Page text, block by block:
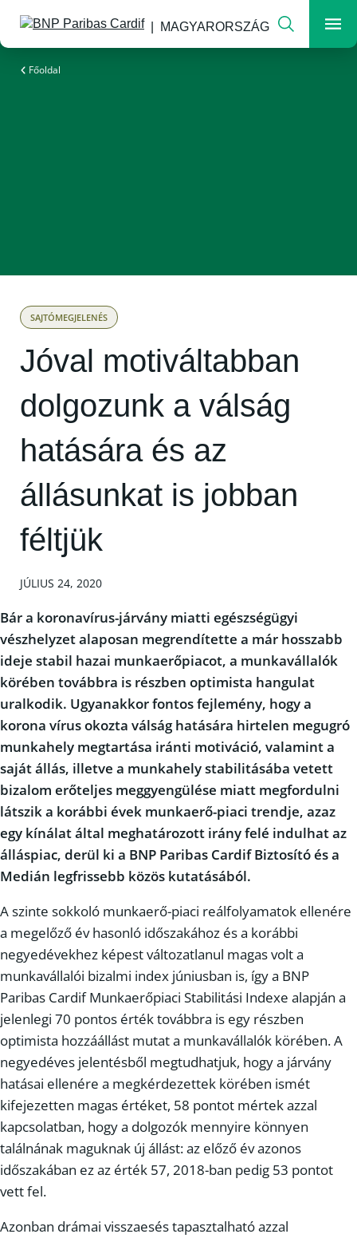
MAGYARORSZÁG
A változó világ biztosítója
Keresés
Főoldal
SAJTÓMEGJELENÉS
Jóval motiváltabban
dolgozunk a válság
hatására és az
állásunkat is jobban
féltjük
JÚLIUS 24, 2020
Bár a koronavírus-járvány miatti egészségügyi
vészhelyzet alaposan megrendítette a már hosszabb
ideje stabil hazai munkaerőpiacot, a munkavállalók
körében továbbra is részben optimista hangulat
uralkodik. Ugyanakkor fontos fejlemény, hogy a
korona vírus okozta válság hatására hirtelen megugró
munkahely megtartása iránti motiváció, valamint a
saját állás, illetve a munkahely stabilitásába vetett
bizalom erőteljes meggyengülése miatt megfordulni
látszik a korábbi évek munkaerő-piaci trendje, azaz
egy kínálat által meghatározott irány felé indulhat az
álláspiac, derül ki a BNP Paribas Cardif Biztosító és a
Medián legfrissebb közös kutatásából.
A szinte sokkoló munkaerő-piaci reálfolyamatok ellenére
a megelőző év hasonló időszakához és a korábbi
negyedévekhez képest változatlanul magas volt a
munkavállalói bizalmi index júniusban is, így a BNP
Paribas Cardif Munkaerőpiaci Stabilitási Indexe alapján a
jelenlegi 70 pontos érték továbbra is egy részben
optimista hozzáállást mutat a munkavállalók körében. A
negyedéves jelentésből megtudhatjuk, hogy a járvány
hatásai ellenére a megkérdezettek körében ismét
kifejezetten magas értéket, 58 pontot mértek azzal
kapcsolatban, hogy a dolgozók mennyire könnyen
találnának maguknak új állást: az előző év azonos
időszakában ez az érték 57, 2018-ban pedig 53 pontot
vett fel.
Azonban drámai visszaesés tapasztalható azzal